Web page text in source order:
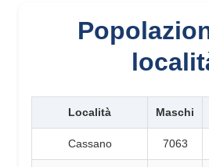
Località Maschi
Cassano 7063